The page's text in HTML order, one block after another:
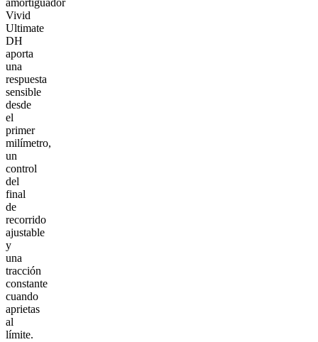
amortiguador
Vivid
Ultimate
DH
aporta
una
respuesta
sensible
desde
el
primer
milímetro,
un
control
del
final
de
recorrido
ajustable
y
una
tracción
constante
cuando
aprietas
al
límite.